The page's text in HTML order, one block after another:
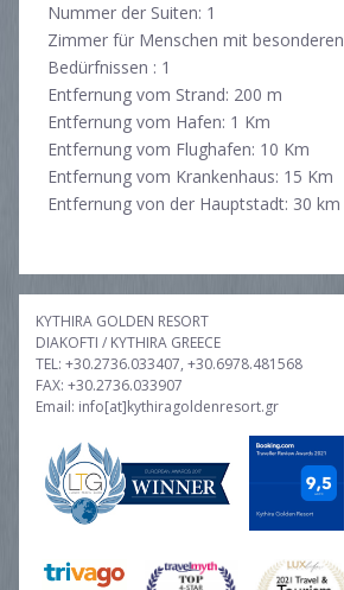
Nummer der Suiten: 1
Zimmer für Menschen mit besonderen
Bedürfnissen : 1
Entfernung vom Strand: 200 m
Entfernung vom Hafen: 1 Km
Entfernung vom Flughafen: 10 Km
Entfernung vom Krankenhaus: 15 Km
Entfernung von der Hauptstadt: 30 km
KYTHIRA GOLDEN RESORT
DIAKOFTI / KYTHIRA GREECE
TEL: +30.2736.033407, +30.6978.481568
FAX: +30.2736.033907
Email: info[at]kythiragoldenresort.gr